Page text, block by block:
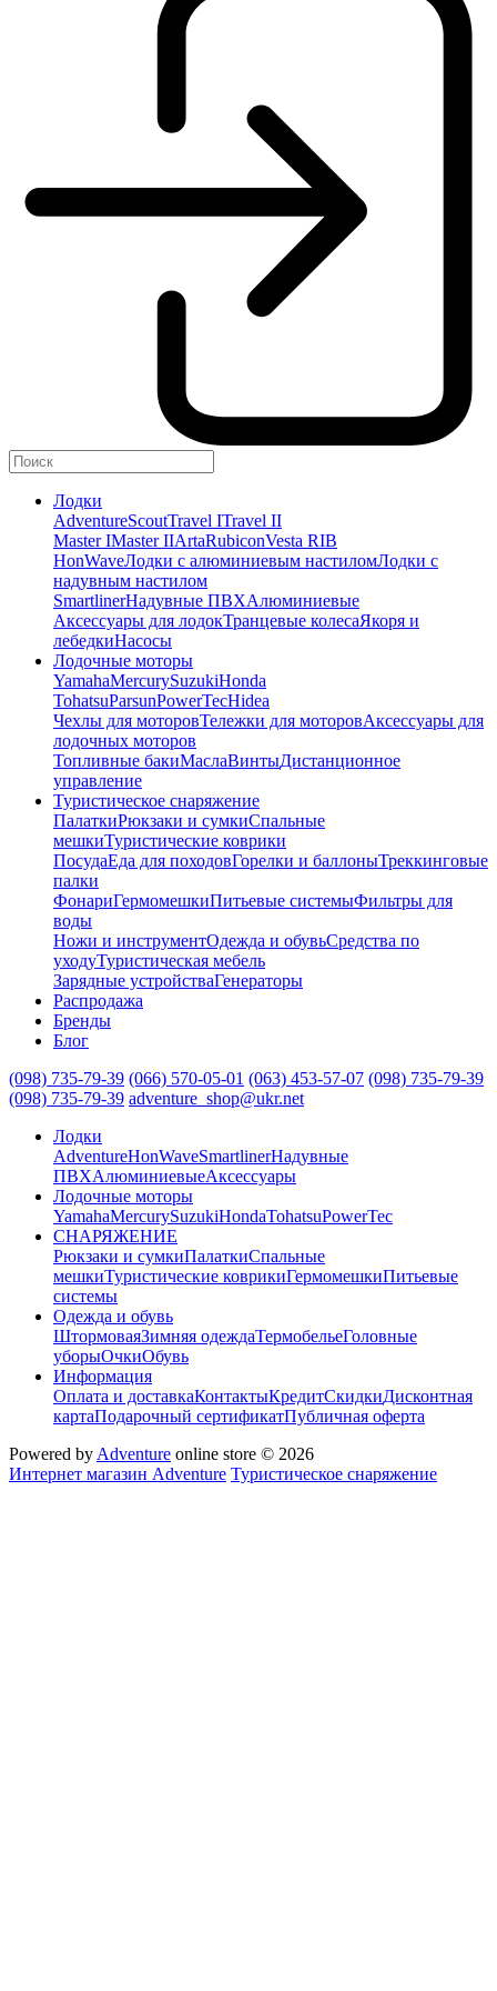
Лодки
AdventureScoutTravel ITravel II
Master IMaster IIArtaRubiconVesta RIB
HonWaveЛодки с алюминиевым настиломЛодки с
надувным настилом
SmartlinerНадувные ПВХАлюминиевые
Аксессуары для лодокТранцевые колесаЯкоря и
лебедкиНасосы
Лодочные моторы
YamahaMercurySuzukiHonda
TohatsuParsunPowerTecHidea
Чехлы для моторовТележки для моторовАксессуары для
лодочных моторов
Топливные бакиМаслаВинтыДистанционное
управление
Туристическое снаряжение
ПалаткиРюкзаки и сумкиСпальные
мешкиТуристические коврики
ПосудаЕда для походовГорелки и баллоныТреккинговые
палки
ФонариГермомешкиПитьевые системыФильтры для
воды
Ножи и инструментОдежда и обувьСредства по
уходуТуристическая мебель
Зарядные устройстваГенераторы
Распродажа
Бренды
Блог
(098) 735-79-39 (066) 570-05-01 (063) 453-57-07 (098) 735-79-39
(098) 735-79-39 adventure_shop@ukr.net
Лодки
AdventureHonWaveSmartlinerНадувные
ПВХАлюминиевыеАксессуары
Лодочные моторы
YamahaMercurySuzukiHondaTohatsuPowerTec
СНАРЯЖЕНИЕ
Рюкзаки и сумкиПалаткиСпальные
мешкиТуристические коврикиГермомешкиПитьевые
системы
Одежда и обувь
ШтормоваяЗимняя одеждаТермобельеГоловные
уборыОчкиОбувь
Информация
Оплата и доставкаКонтактыКредитСкидкиДисконтная
картаПодарочный сертификатПубличная оферта
Powered by Adventure online store © 2026
Интернет магазин Adventure Туристическое снаряжение